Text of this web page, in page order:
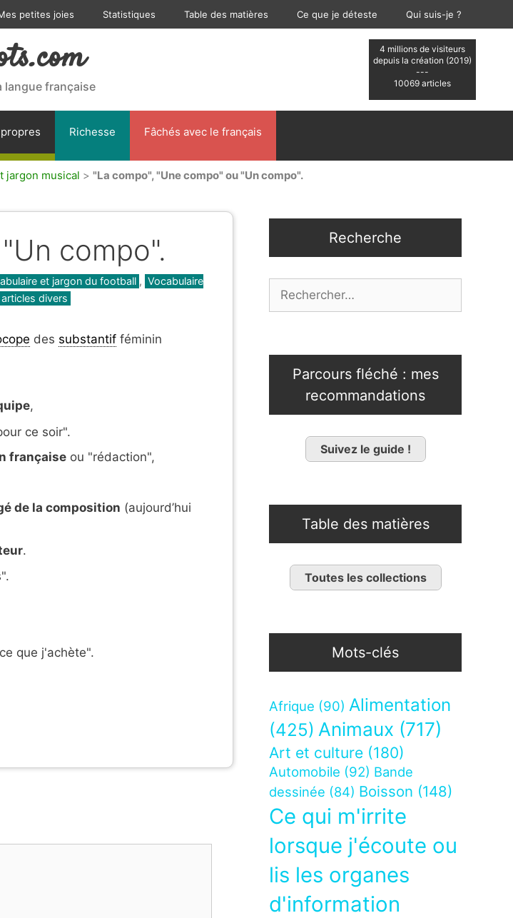
petites joies Statistiques Table des matières Ce que je déteste Qui suis-je ?
4 millions de visiteurs
depuis la création (2019)
---
10069 articles
langue française
Richesse Fâchés avec le français
jargon musical > "La compo", "Une compo" ou "Un compo".
compo".
et jargon du football , Vocabulaire
divers
des substantif féminin
,
ce soir".
française ou "rédaction",
de la composition (aujourd’hui
.
que j'achète".
Recherche
Parcours fléché : mes
recommandations
Suivez le guide !
Table des matières
Toutes les collections
Mots-clés
Afrique (90) Alimentation
(425) Animaux (717)
Art et culture (180)
Automobile (92) Bande
dessinée (84) Boisson (148)
Ce qui m'irrite
lorsque j'écoute ou
lis les organes
d'information